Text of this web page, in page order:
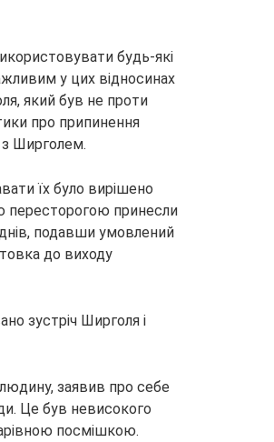
будь-які
у цих відносинах
який був не проти
про припинення
з Ширголем.
їх було вирішено
пересторогою принесли
днів, подавши умовлений
до виходу
зустріч Ширголя і
заявив про себе
Це був невисокого
посмішкою.